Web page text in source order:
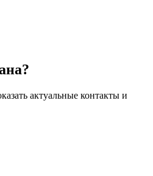
?
актуальные контакты и